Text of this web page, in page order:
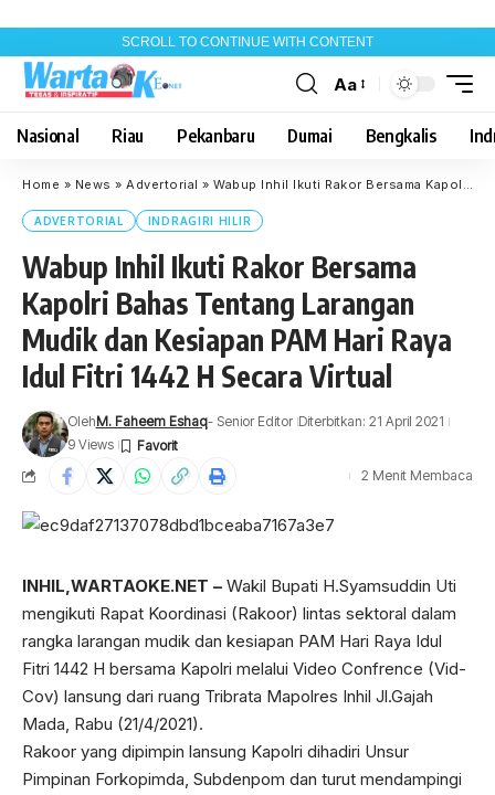
SCROLL TO CONTINUE WITH CONTENT
Font
Aa
Nasional Riau Pekanbaru Dumai Bengkalis
Home » News » Advertorial » Wabup Inhil Ikuti Rakor Bersama Kapolri Bahas Tentang Larangan Mudik dan Kesiapan PAM Hari Raya Idul Fitri 1442 H Secara Virtual
ADVERTORIAL INDRAGIRI HILIR
Wabup Inhil Ikuti Rakor Bersama
Kapolri Bahas Tentang Larangan
Mudik dan Kesiapan PAM Hari Raya
Idul Fitri 1442 H Secara Virtual
OlehM. Faheem Eshaq- Senior Editor Diterbitkan: 21 April 2021
9 Views
2 Menit Membaca
INHIL,WARTAOKE.NET – Wakil Bupati H.Syamsuddin Uti
mengikuti Rapat Koordinasi (Rakoor) lintas sektoral dalam
rangka larangan mudik dan kesiapan PAM Hari Raya Idul
Fitri 1442 H bersama Kapolri melalui Video Confrence (Vid-
Cov) lansung dari ruang Tribrata Mapolres Inhil Jl.Gajah
Mada, Rabu (21/4/2021).
Rakoor yang dipimpin lansung Kapolri dihadiri Unsur
Pimpinan Forkopimda, Subdenpom dan turut mendampingi